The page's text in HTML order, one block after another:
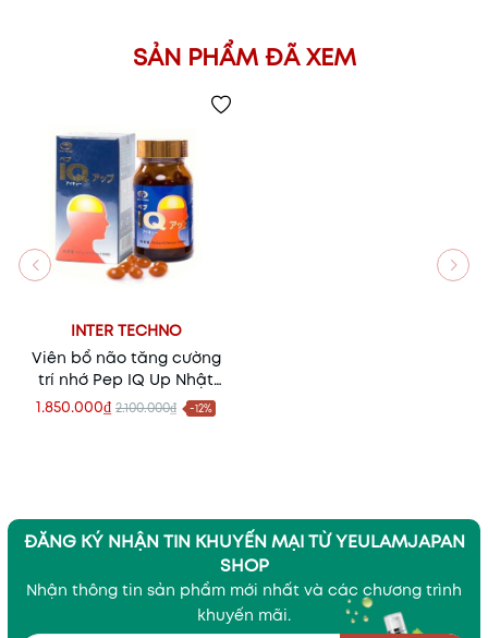
SẢN PHẨM ĐÃ XEM
INTER TECHNO
Viên bổ não tăng cường
trí nhớ Pep IQ Up Nhật
Bản
1.850.000₫ 2.100.000₫ -12%
ĐĂNG KÝ NHẬN TIN KHUYẾN MẠI TỪ YEULAMJAPAN
SHOP
Nhận thông tin sản phẩm mới nhất và các chương trình
khuyến mãi.